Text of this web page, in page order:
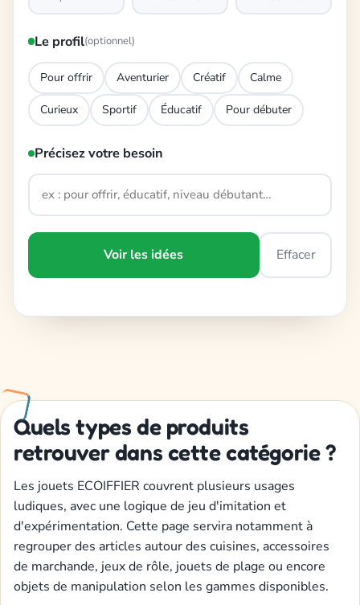
Le profil(optionnel)
Pour offrir Aventurier Créatif Calme
Curieux Sportif Éducatif Pour débuter
Précisez votre besoin
Voir les idées Effacer
Quels types de produits
retrouver dans cette catégorie ?
Les jouets ECOIFFIER couvrent plusieurs usages
ludiques, avec une logique de jeu d'imitation et
d'expérimentation. Cette page servira notamment à
regrouper des articles autour des cuisines, accessoires
de marchande, jeux de rôle, jouets de plage ou encore
objets de manipulation selon les gammes disponibles.